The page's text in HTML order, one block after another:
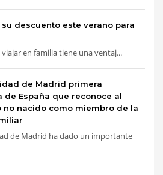
su descuento este verano para
viajar en familia tiene una ventaj...
de Madrid primera
de España que reconoce al
no nacido como miembro de la
de Madrid ha dado un importante